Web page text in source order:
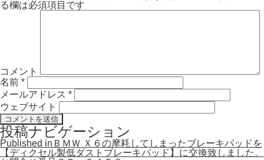
る欄は必須項目です
コメント
名前 *
メールアドレス *
ウェブサイト
投稿ナビゲーション
Published in ＢＭＷ Ｘ６の摩耗してしまったブレーキパッドを
【ディクセル製低ダストブレーキパッド】に交換致しました。